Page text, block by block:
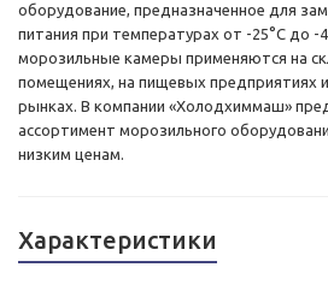
оборудование, предназначенное для
питания при температурах от -25°С до
морозильные камеры применяются на
помещениях, на пищевых предприятиях
рынках. В компании «Холодхиммаш»
ассортимент морозильного
низким ценам.
Характеристики